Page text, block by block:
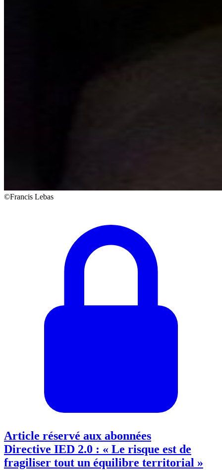
©Francis Lebas
Article réservé aux abonnées
Directive IED 2.0 : « Le risque est de
fragiliser tout un équilibre territorial »